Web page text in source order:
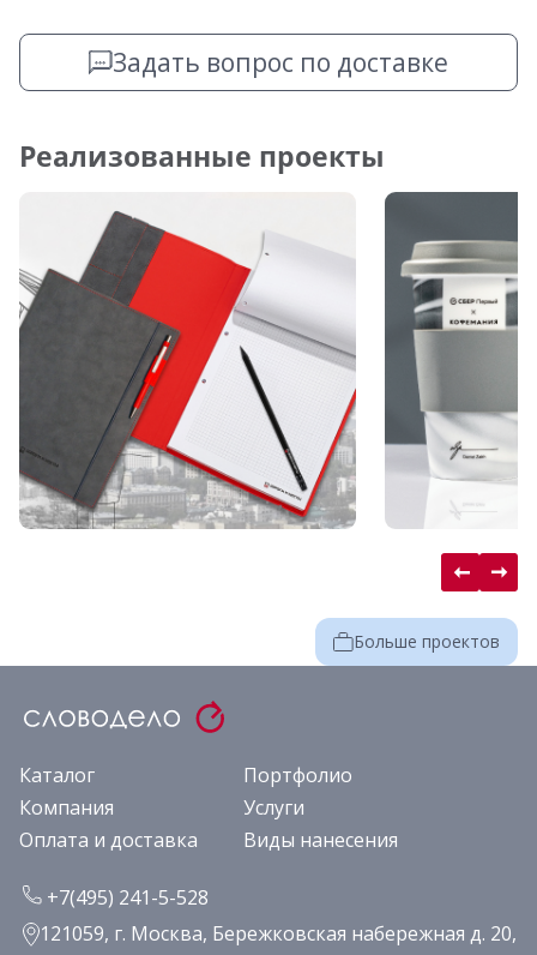
Задать вопрос по доставке
Реализованные проекты
Больше проектов
Каталог
Портфолио
Компания
Услуги
Оплата и доставка
Виды нанесения
+7(495) 241-5-528
121059, г. Москва, Бережковская набережная д. 20,